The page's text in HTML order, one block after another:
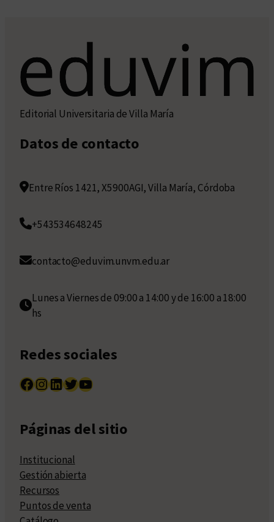
Editorial Universitaria de Villa María
Datos de contacto
Entre Ríos 1421, X5900AGI, Villa María, Córdoba
+543534648245
contacto@eduvim.unvm.edu.ar
Lunes a Viernes de 09:00 a 14:00 y de 16:00 a 18:00
hs
Redes sociales
Facebook InstagramLinkedIn Twitter YouTube
Páginas del sitio
Institucional
Gestión abierta
Recursos
Puntos de venta